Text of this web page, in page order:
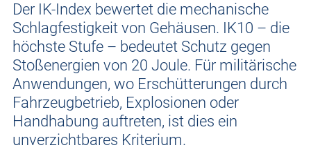
Der IK-Index bewertet die mechanische
Schlagfestigkeit von Gehäusen. IK10 – die
höchste Stufe – bedeutet Schutz gegen
Stoßenergien von 20 Joule. Für militärische
Anwendungen, wo Erschütterungen durch
Fahrzeugbetrieb, Explosionen oder
Handhabung auftreten, ist dies ein
unverzichtbares Kriterium.